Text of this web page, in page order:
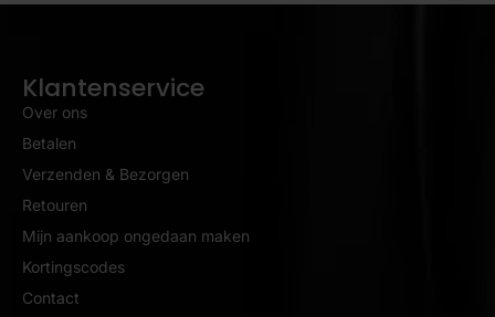
Klantenservice
Over ons
Betalen
Verzenden & Bezorgen
Retouren
Mijn aankoop ongedaan maken
Kortingscodes
Contact